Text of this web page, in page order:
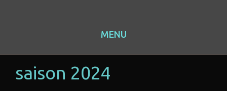
MENU
Skip to content
saison 2024